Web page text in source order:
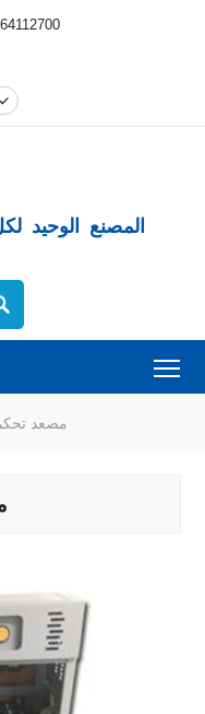
المصنع الوحيد
مصعد